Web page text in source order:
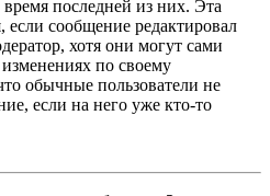
последней из них. Эта
если сообщение редактировал
хотя они могут сами
по своему
обычные пользователи не
если на него уже кто-то